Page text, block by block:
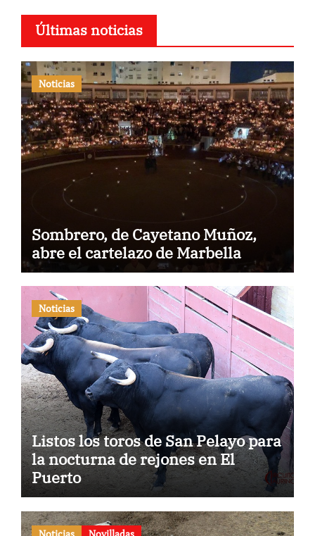
Últimas noticias
Noticias
Sombrero, de Cayetano Muñoz,
abre el cartelazo de Marbella
Noticias
Listos los toros de San Pelayo para
la nocturna de rejones en El
Puerto
Noticias Novilladas